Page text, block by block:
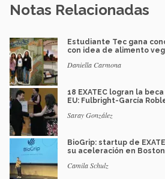
Notas Relacionadas
Estudiante Tec gana
con idea de alimento
Daniella Carmona
18 EXATEC logran la
EU: Fulbright-García
Saray González
BioGrip: startup de
su aceleración en Boston
Camila Schulz